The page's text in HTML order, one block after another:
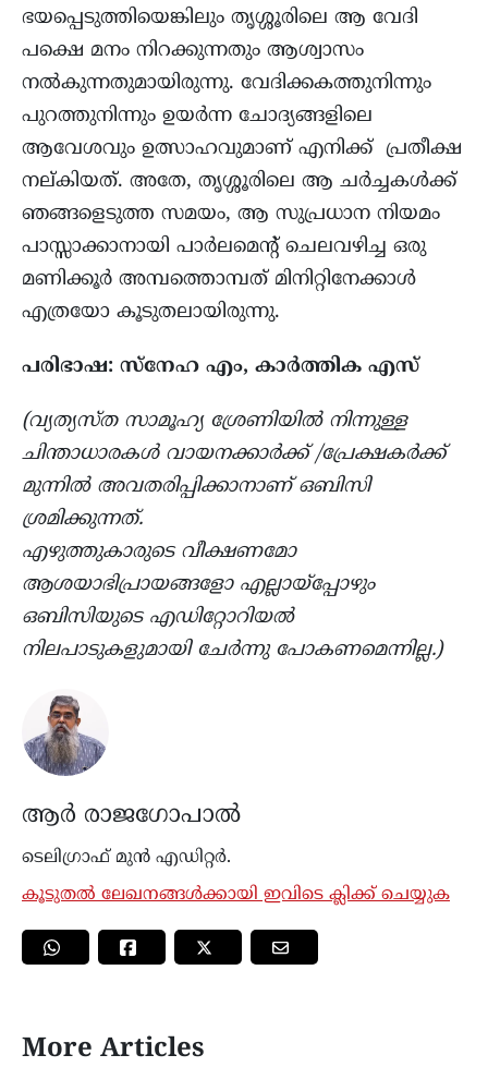
ഭയപ്പെടുത്തിയെങ്കിലും തൃശ്ശൂരിലെ ആ വേദി
പക്ഷെ മനം നിറക്കുന്നതും ആശ്വാസം
നല്‍കുന്നതുമായിരുന്നു. വേദിക്കകത്തുനിന്നും
പുറത്തുനിന്നും ഉയര്‍ന്ന ചോദ്യങ്ങളിലെ
ആവേശവും ഉത്സാഹവുമാണ് എനിക്ക് പ്രതീക്ഷ
നല്കിയത്. അതേ, തൃശ്ശൂരിലെ ആ ചര്‍ച്ചകള്‍ക്ക്
ഞങ്ങളെടുത്ത സമയം, ആ സുപ്രധാന നിയമം
പാസ്സാക്കാനായി പാര്‍ലമെന്‍റ് ചെലവഴിച്ച ഒരു
മണിക്കൂർ അമ്പത്തൊമ്പത് മിനിറ്റിനേക്കാള്‍
എത്രയോ കൂടുതലായിരുന്നു.
പരിഭാഷ: സ്നേഹ എം, കാർത്തിക എസ്
(വ്യത്യസ്ത സാമൂഹ്യ ശ്രേണിയിൽ നിന്നുള്ള
ചിന്താധാരകൾ വായനക്കാർക്ക് /പ്രേക്ഷകർക്ക്
മുന്നിൽ അവതരിപ്പിക്കാനാണ് ഒബിസി
ശ്രമിക്കുന്നത്.
എഴുത്തുകാരുടെ വീക്ഷണമോ
ആശയാഭിപ്രായങ്ങളോ എല്ലായ്പ്പോഴും
ഒബിസിയുടെ എഡിറ്റോറിയൽ
നിലപാടുകളുമായി ചേർന്നു പോകണമെന്നില്ല.)
ആർ രാജഗോപാൽ
ടെലിഗ്രാഫ് മുൻ എഡിറ്റർ.
കൂടുതൽ ലേഖനങ്ങൾക്കായി ഇവിടെ ക്ലിക്ക് ചെയ്യുക
More Articles